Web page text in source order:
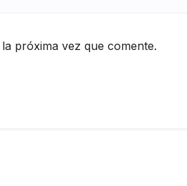
próxima vez que comente.